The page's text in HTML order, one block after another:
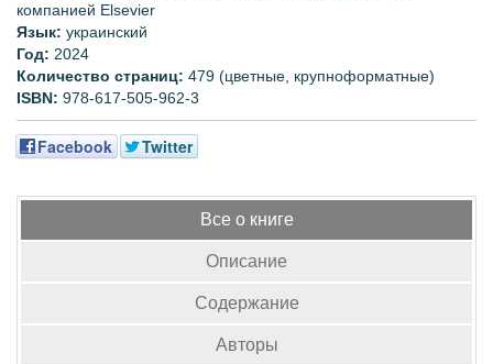
компанией Elsevier
Язык: украинский
Год: 2024
Количество страниц: 479 (цветные, крупноформатные)
ISBN: 978-617-505-962-3
Facebook Twitter
Все о книге
Описание
Содержание
Авторы